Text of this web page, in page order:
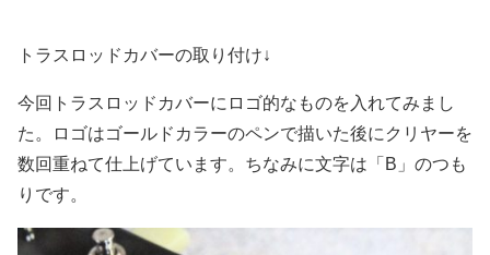
トラスロッドカバーの取り付け↓
今回トラスロッドカバーにロゴ的なものを入れてみまし
た。ロゴはゴールドカラーのペンで描いた後にクリヤーを
数回重ねて仕上げています。ちなみに文字は「B」のつも
りです。